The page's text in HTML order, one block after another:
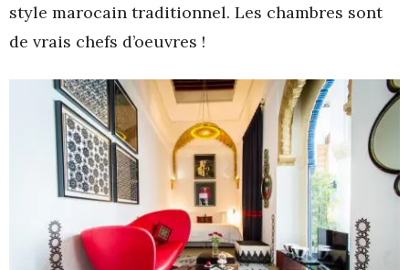
style marocain traditionnel. Les chambres sont
de vrais chefs d’oeuvres !